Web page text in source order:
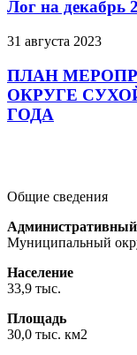
Лог на декабрь
31 августа 2023
ПЛАН
ОКРУГЕ
ГОДА
Общие сведения
Муниципальный
Население
33,9 тыс.
Площадь
30,0 тыс. км2